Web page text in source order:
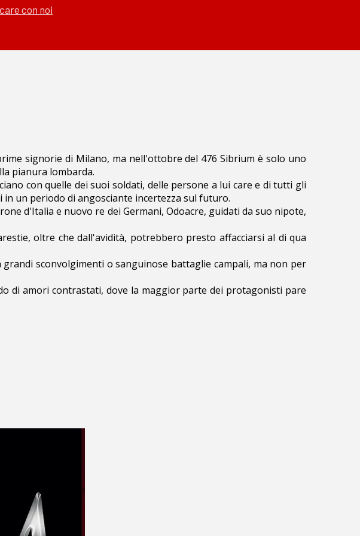
con noi
signorie di Milano, ma nell'ottobre del 476 Sibrium è solo uno
pianura lombarda.
con quelle dei suoi soldati, delle persone a lui care e di tutti gli
un periodo di angosciante incertezza sul futuro.
d'Italia e nuovo re dei Germani, Odoacre, guidati da suo nipote,
oltre che dall'avidità, potrebbero presto affacciarsi al di qua
sconvolgimenti o sanguinose battaglie campali, ma non per
di amori contrastati, dove la maggior parte dei protagonisti pare